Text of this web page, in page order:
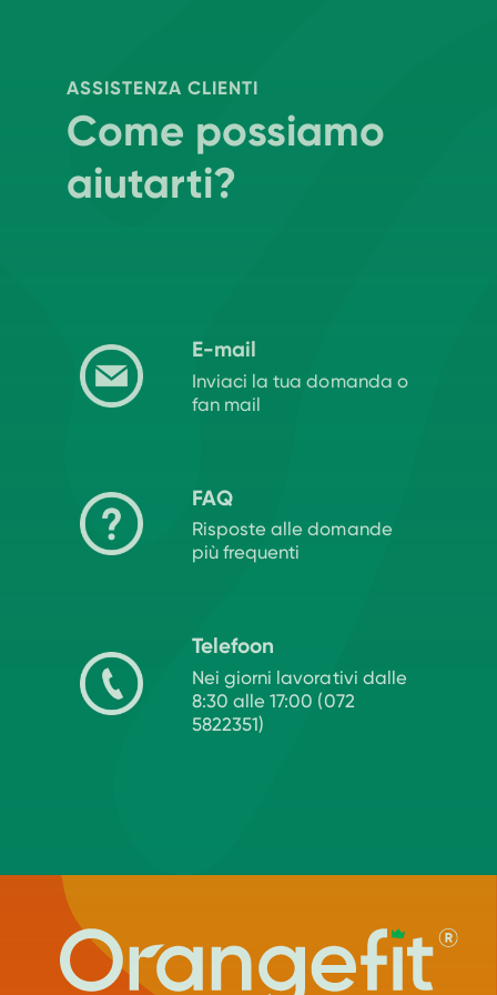
ASSISTENZA CLIENTI
Come possiamo
aiutarti?
E-mail
Inviaci la tua domanda o
fan mail
FAQ
Risposte alle domande
più frequenti
Telefoon
Nei giorni lavorativi dalle
8:30 alle 17:00 (072
5822351)